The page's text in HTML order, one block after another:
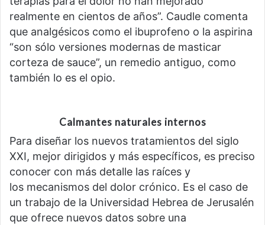
realmente en cientos de años”. Caudle comenta
que analgésicos como el ibuprofeno o la aspirina
“son sólo versiones modernas de masticar
corteza de sauce”, un remedio antiguo, como
también lo es el opio.
Calmantes naturales internos
Para diseñar los nuevos tratamientos del siglo
XXI, mejor dirigidos y más específicos, es preciso
conocer con más detalle las raíces y
los mecanismos del dolor crónico. Es el caso de
un trabajo de la Universidad Hebrea de Jerusalén
que ofrece nuevos datos sobre una